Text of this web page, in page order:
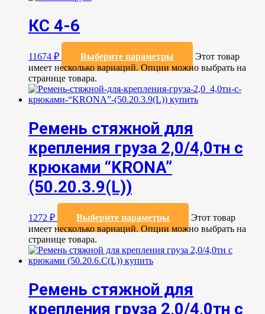
КС 4-6
11674 ₽ Выберите параметры
Этот товар
имеет несколько вариаций. Опции можно выбрать на
странице товара.
Ремень стяжной для
крепления груза 2,0/4,0тн с
крюками “KRONA”
(50.20.3.9(L))
1272 ₽ Выберите параметры
Этот товар
имеет несколько вариаций. Опции можно выбрать на
странице товара.
Ремень стяжной для
крепления груза 2,0/4,0тн с